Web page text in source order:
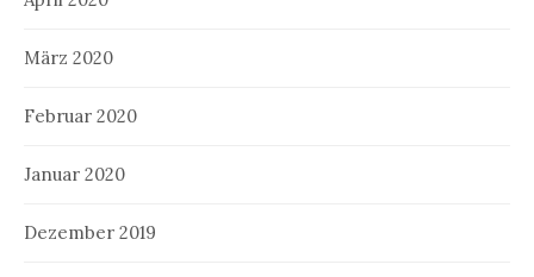
März 2020
Februar 2020
Januar 2020
Dezember 2019